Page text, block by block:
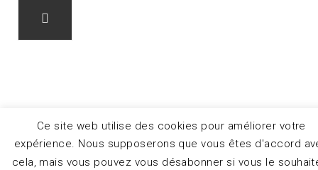
Ce site web utilise des cookies pour améliorer votre
expérience. Nous supposerons que vous êtes d'accord
cela, mais vous pouvez vous désabonner si vous le